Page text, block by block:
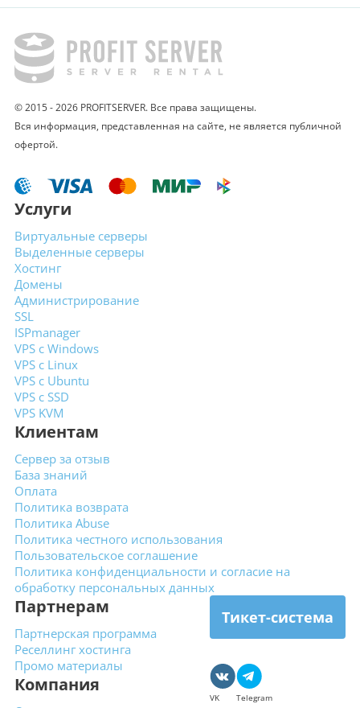
© 2015 - 2026 PROFITSERVER. Все права защищены.
Вся информация, представленная на сайте, не является публичной
офертой.
Услуги
Виртуальные серверы
Выделенные серверы
Хостинг
Домены
Администрирование
SSL
ISPmanager
VPS с Windows
VPS с Linux
VPS с Ubuntu
VPS с SSD
VPS KVM
Клиентам
Сервер за отзыв
База знаний
Оплата
Политика возврата
Политика Abuse
Политика честного использования
Пользовательское соглашение
Политика конфиденциальности и согласие на
обработку персональных данных
Партнерам
Партнерская программа
Реселлинг хостинга
Промо материалы
Компания
Тикет-система
VK Telegram